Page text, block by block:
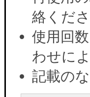
絡くださ
使用回
わせに
記載の